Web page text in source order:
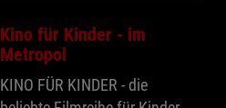
Kino für Kinder - im
Metropol
KINO FÜR KINDER - die